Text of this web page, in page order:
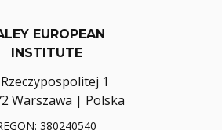
EUROPEAN
INSTITUTE
1
Warszawa | Polska
380240540